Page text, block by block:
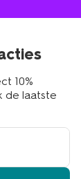
10%
de laatste